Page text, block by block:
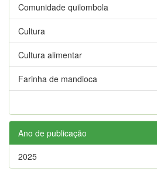
Comunidade quilombola
Cultura
Cultura alimentar
Farinha de mandioca
Ano de publicação
2025